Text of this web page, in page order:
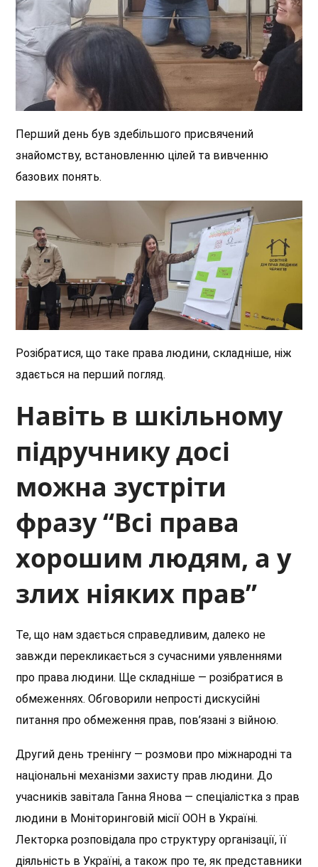
Перший день був здебільшого присвячений
знайомству, встановленню цілей та вивченню
базових понять.
Розібратися, що таке права людини, складніше, ніж
здається на перший погляд.
Навіть в шкільному
підручнику досі
можна зустріти
фразу “Всі права
хорошим людям, а у
злих ніяких прав”
Те, що нам здається справедливим, далеко не
завжди перекликається з сучасними уявленнями
про права людини. Ще складніше — розібратися в
обмеженнях. Обговорили непрості дискусійні
питання про обмеження прав, пов’язані з війною.
Другий день тренінгу — розмови про міжнародні та
національні механізми захисту прав людини. До
учасників завітала Ганна Янова — спеціалістка з прав
людини в Моніторинговій місії ООН в Україні.
Лекторка розповідала про структуру організації, її
діяльність в Україні, а також про те, як представники